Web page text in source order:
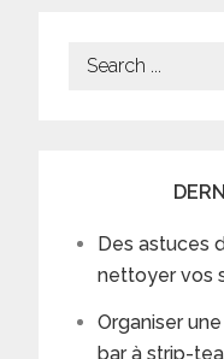
Search
Des astuces
nettoyer vos
Organiser
bar à strip-